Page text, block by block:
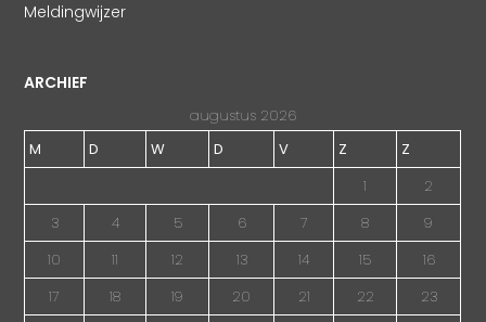
Meldingwijzer
ARCHIEF
augustus 2026
M
D W D V Z
Z
1
2
3
4 5 6 7 8
9
10
11 12 13 14 15
16
17
18 19 20 21 22
23